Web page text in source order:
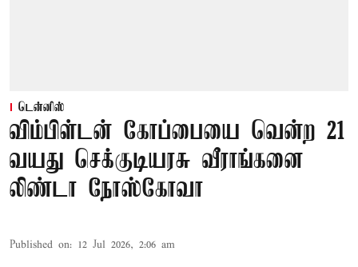
டென்னிஸ்
விம்பிள்டன் கோப்பையை வென்ற 21
வயது செக்குடியரசு வீராங்கனை
லிண்டா நோஸ்கோவா
Published on: 12 Jul 2026, 2:06 am